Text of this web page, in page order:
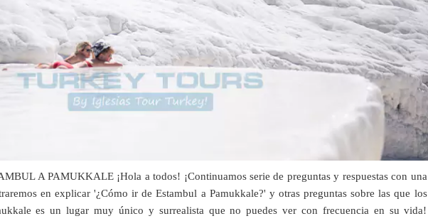
A PAMUKKALE ¡Hola a todos! ¡Continuamos serie de preguntas y respuestas con una
en explicar '¿Cómo ir de Estambul a Pamukkale?' y otras preguntas sobre las que los
es un lugar muy único y surrealista que no puedes ver con frecuencia en su vida!